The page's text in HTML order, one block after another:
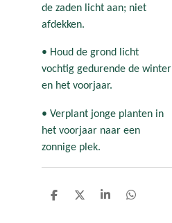
de zaden licht aan; niet
afdekken.
• Houd de grond licht
vochtig gedurende de winter
en het voorjaar.
• Verplant jonge planten in
het voorjaar naar een
zonnige plek.
D
D
S
D